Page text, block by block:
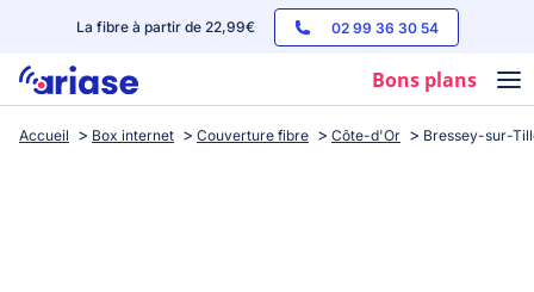
La fibre à partir de 22,99€ 02 99 36 30 54
Bons plans
Box internet
Accueil Box internet Couverture fibre Côte-d'Or Bressey-sur-